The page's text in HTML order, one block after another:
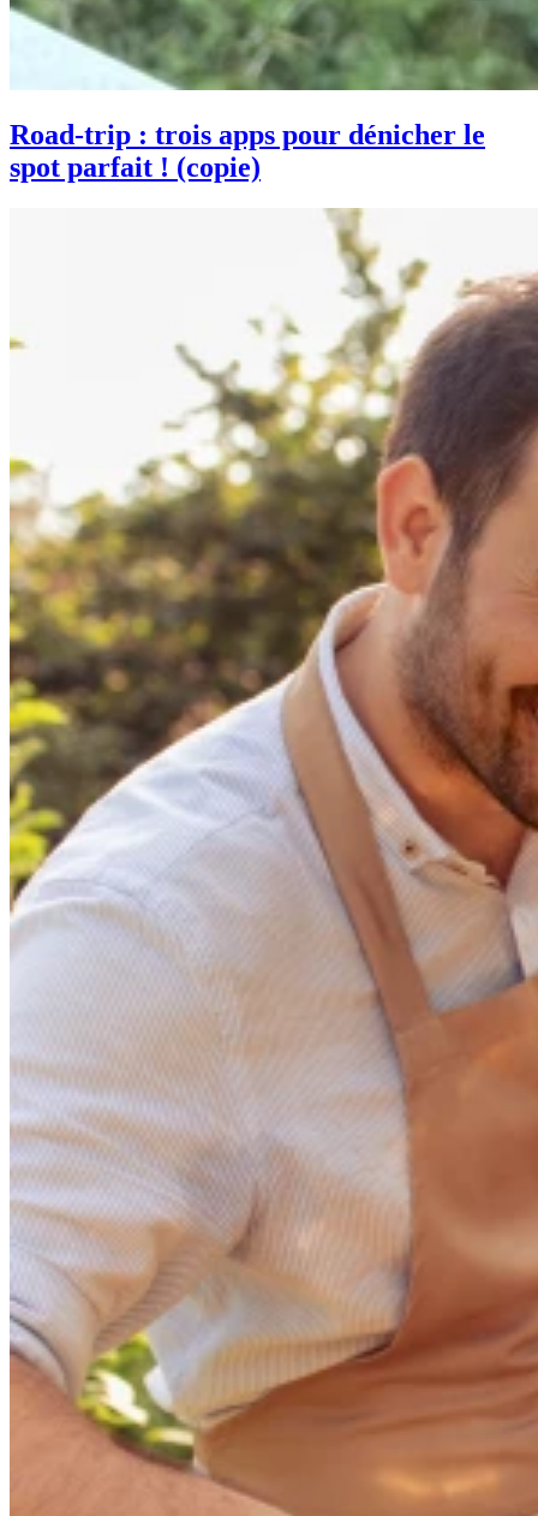
Road-trip : trois apps pour dénicher le
spot parfait ! (copie)